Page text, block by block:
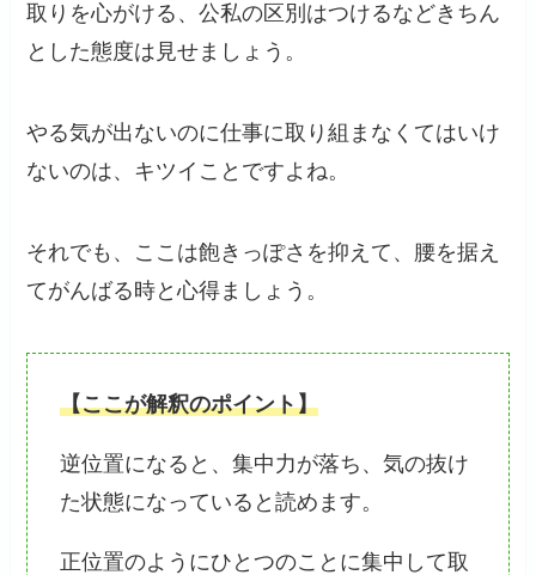
取りを心がける、公私の区別はつけるなどきちん
とした態度は見せましょう。
やる気が出ないのに仕事に取り組まなくてはいけ
ないのは、キツイことですよね。
それでも、ここは飽きっぽさを抑えて、腰を据え
てがんばる時と心得ましょう。
【ここが解釈のポイント】
逆位置になると、集中力が落ち、気の抜け
た状態になっていると読めます。
正位置のようにひとつのことに集中して取